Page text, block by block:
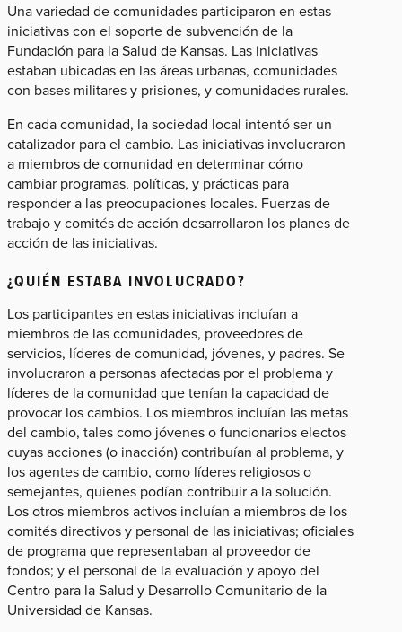
Una variedad de comunidades participaron en estas
iniciativas con el soporte de subvención de la
Fundación para la Salud de Kansas. Las iniciativas
estaban ubicadas en las áreas urbanas, comunidades
con bases militares y prisiones, y comunidades rurales.
En cada comunidad, la sociedad local intentó ser un
catalizador para el cambio. Las iniciativas involucraron
a miembros de comunidad en determinar cómo
cambiar programas, políticas, y prácticas para
responder a las preocupaciones locales. Fuerzas de
trabajo y comités de acción desarrollaron los planes de
acción de las iniciativas.
¿QUIÉN ESTABA INVOLUCRADO?
Los participantes en estas iniciativas incluían a
miembros de las comunidades, proveedores de
servicios, líderes de comunidad, jóvenes, y padres. Se
involucraron a personas afectadas por el problema y
líderes de la comunidad que tenían la capacidad de
provocar los cambios. Los miembros incluían las metas
del cambio, tales como jóvenes o funcionarios electos
cuyas acciones (o inacción) contribuían al problema, y
los agentes de cambio, como líderes religiosos o
semejantes, quienes podían contribuir a la solución.
Los otros miembros activos incluían a miembros de los
comités directivos y personal de las iniciativas; oficiales
de programa que representaban al proveedor de
fondos; y el personal de la evaluación y apoyo del
Centro para la Salud y Desarrollo Comunitario de la
Universidad de Kansas​.